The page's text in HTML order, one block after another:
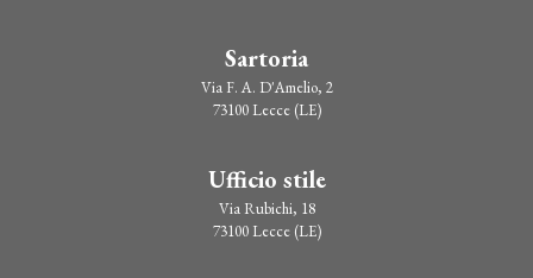
Sartoria
Via F. A. D'Amelio, 2
73100 Lecce (LE)
Ufficio stile
Via Rubichi, 18
73100 Lecce (LE)